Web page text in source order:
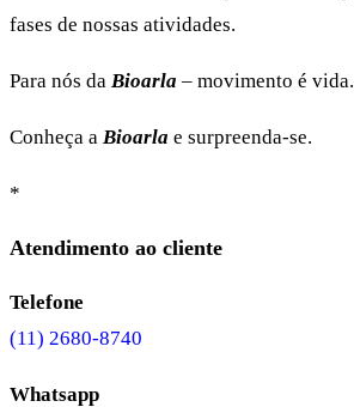
fases de nossas atividades.
Para nós da Bioarla – movimento é vida.
Conheça a Bioarla e surpreenda-se.
*
Atendimento ao cliente
Telefone
(11) 2680-8740
Whatsapp